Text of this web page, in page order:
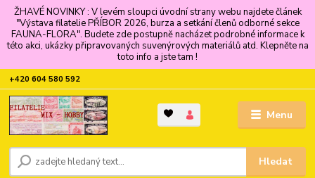
ŽHAVÉ NOVINKY : V levém sloupci úvodní strany webu najdete článek
"Výstava filatelie PŘÍBOR 2026, burza a setkání členů odborné sekce
FAUNA-FLORA". Budete zde postupně nacházet podrobné informace k
této akci, ukázky připravovaných suvenýrových materiálů atd. Klepněte na
toto info a jste tam !
Menu
Hledat
+420 604 580 592